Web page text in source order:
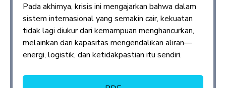
Pada akhirnya, krisis ini mengajarkan bahwa dalam
sistem internasional yang semakin cair, kekuatan
tidak lagi diukur dari kemampuan menghancurkan,
melainkan dari kapasitas mengendalikan aliran—
energi, logistik, dan ketidakpastian itu sendiri.